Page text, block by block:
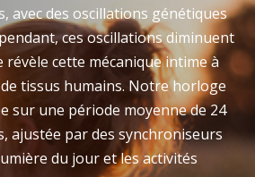
avec des oscillations génétiques
ces oscillations diminuent
révèle cette mécanique intime à
tissus humains. Notre horloge
sur une période moyenne de 24
ajustée par des synchroniseurs
du jour et les activités